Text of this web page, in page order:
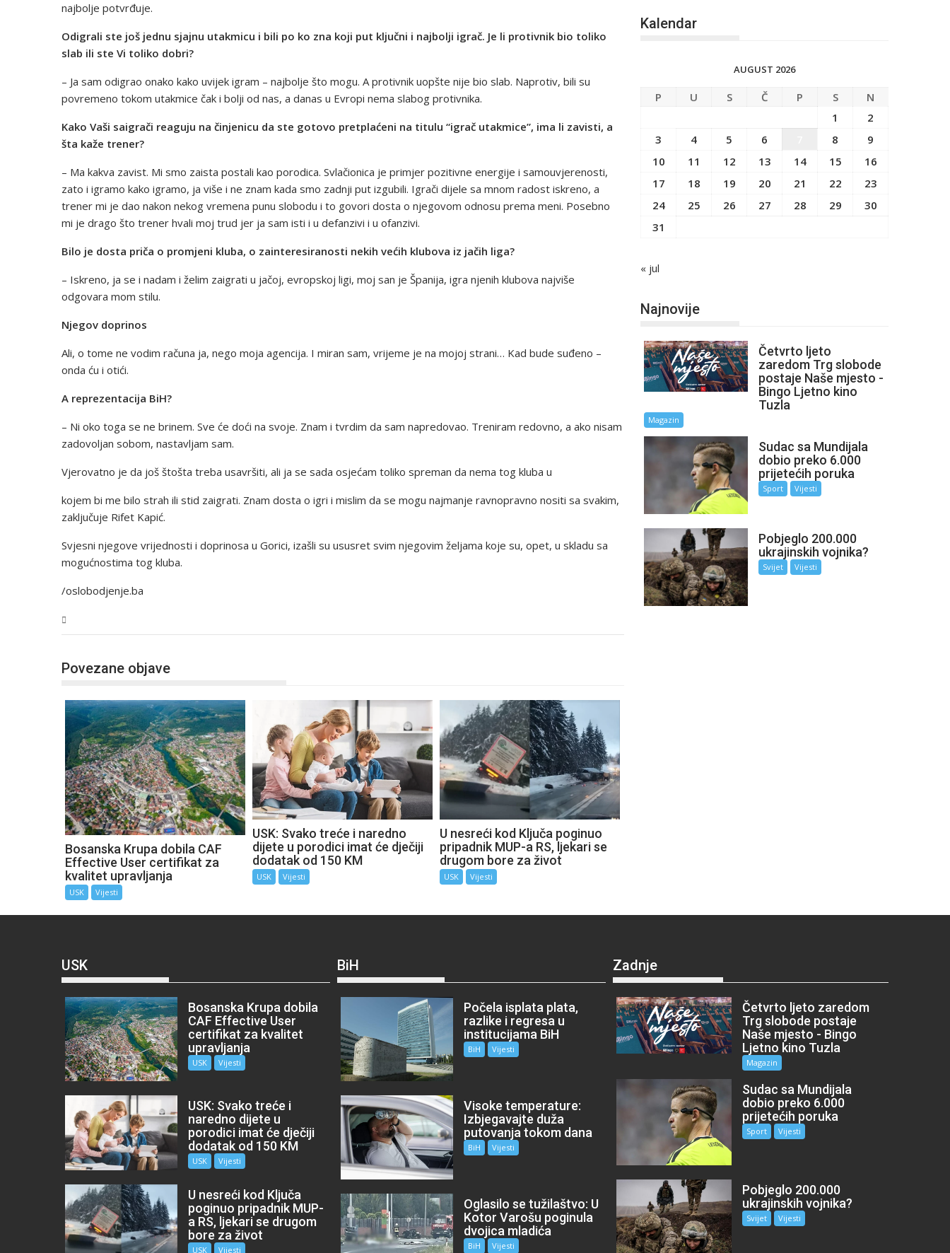
najbolje potvrđuje.
Odigrali ste još jednu sjajnu utakmicu i bili po ko zna koji put ključni i najbolji igrač. Je li protivnik bio toliko
slab ili ste Vi toliko dobri?
– Ja sam odigrao onako kako uvijek igram – najbolje što mogu. A protivnik uopšte nije bio slab. Naprotiv, bili su
povremeno tokom utakmice čak i bolji od nas, a danas u Evropi nema slabog protivnika.
Kako Vaši saigrači reaguju na činjenicu da ste gotovo pretplaćeni na titulu “igrač utakmice”, ima li zavisti, a
šta kaže trener?
– Ma kakva zavist. Mi smo zaista postali kao porodica. Svlačionica je primjer pozitivne energije i samouvjerenosti,
zato i igramo kako igramo, ja više i ne znam kada smo zadnji put izgubili. Igrači dijele sa mnom radost iskreno, a
trener mi je dao nakon nekog vremena punu slobodu i to govori dosta o njegovom odnosu prema meni. Posebno
mi je drago što trener hvali moj trud jer ja sam isti i u defanzivi i u ofanzivi.
Bilo je dosta priča o promjeni kluba, o zainteresiranosti nekih većih klubova iz jačih liga?
– Iskreno, ja se i nadam i želim zaigrati u jačoj, evropskoj ligi, moj san je Španija, igra njenih klubova najviše
odgovara mom stilu.
Njegov doprinos
Ali, o tome ne vodim računa ja, nego moja agencija. I miran sam, vrijeme je na mojoj strani… Kad bude suđeno –
onda ću i otići.
A reprezentacija BiH?
– Ni oko toga se ne brinem. Sve će doći na svoje. Znam i tvrdim da sam napredovao. Treniram redovno, a ako nisam
zadovoljan sobom, nastavljam sam.
Vjerovatno je da još štošta treba usavršiti, ali ja se sada osjećam toliko spreman da nema tog kluba u
kojem bi me bilo strah ili stid zaigrati. Znam dosta o igri i mislim da se mogu najmanje ravnopravno nositi sa svakim,
zaključuje Rifet Kapić.
Svjesni njegove vrijednosti i doprinosa u Gorici, izašli su ususret svim njegovim željama koje su, opet, u skladu sa
mogućnostima tog kluba.
/oslobodjenje.ba
Povezane objave
Bosanska Krupa dobila CAF
Effective User certifikat za
kvalitet upravljanja
USK Vijesti
USK: Svako treće i naredno
dijete u porodici imat će dječiji
dodatak od 150 KM
USK Vijesti
U nesreći kod Ključa poginuo
pripadnik MUP-a RS, ljekari se
drugom bore za život
USK Vijesti
Kalendar
AUGUST 2026
P U S Č P S
N
1
2
3
4 5 6 8
9
10
11 12 13 14 15
16
17
18 19 20 21 22
23
24
25 26 27 28 29
30
31
« jul
Najnovije
Četvrto ljeto
zaredom Trg slobode
postaje Naše mjesto -
Bingo Ljetno kino
Tuzla
Magazin
Sudac sa Mundijala
dobio preko 6.000
prijetećih poruka
Sport Vijesti
Pobjeglo 200.000
ukrajinskih vojnika?
Svijet Vijesti
USK
Bosanska Krupa dobila
CAF Effective User
certifikat za kvalitet
upravljanja
USK Vijesti
USK: Svako treće i
naredno dijete u
porodici imat će dječiji
dodatak od 150 KM
USK Vijesti
U nesreći kod Ključa
poginuo pripadnik MUP-
a RS, ljekari se drugom
bore za život
USK Vijesti
BiH
Počela isplata plata,
razlike i regresa u
institucijama BiH
BiH Vijesti
Visoke temperature:
Izbjegavajte duža
putovanja tokom dana
BiH Vijesti
Oglasilo se tužilaštvo: U
Kotor Varošu poginula
dvojica mladića
BiH Vijesti
Zadnje
Četvrto ljeto zaredom
Trg slobode postaje
Naše mjesto - Bingo
Ljetno kino Tuzla
Magazin
Sudac sa Mundijala
dobio preko 6.000
prijetećih poruka
Sport Vijesti
Pobjeglo 200.000
ukrajinskih vojnika?
Svijet Vijesti